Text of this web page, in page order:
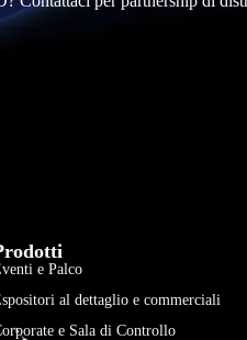
e Palco
al dettaglio e commerciali
e Sala di Controllo